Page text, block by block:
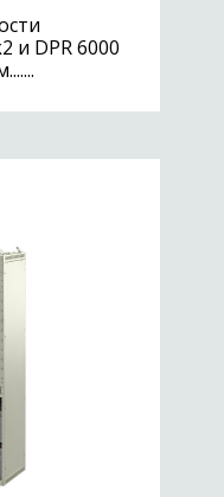
и DPR 6000